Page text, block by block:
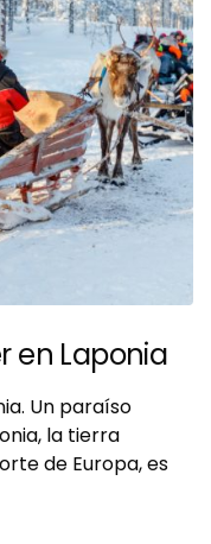
en Laponia
Un paraíso
la tierra
de Europa, es